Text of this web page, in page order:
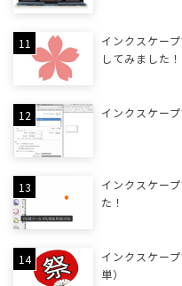
インクスケー
してみました！
インクスケー
インクスケー
た！
インクスケー
単）